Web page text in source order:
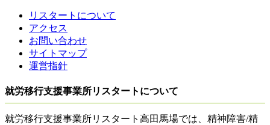
リスタートについて
アクセス
お問い合わせ
サイトマップ
運営指針
就労移行支援事業所リスタートについて
就労移行支援事業所リスタート高田馬場では、精神障害/精